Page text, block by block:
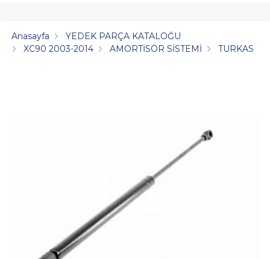
Anasayfa
YEDEK PARÇA KATALOĞU
XC90 2003-2014
AMORTİSÖR SİSTEMİ TURKAS